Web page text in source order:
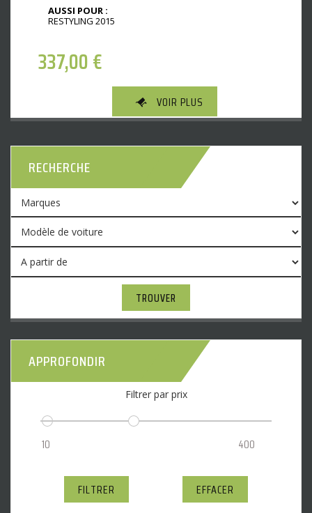
AUSSI POUR :
RESTYLING 2015
337,00€
VOIR PLUS
RECHERCHE
TROUVER
APPROFONDIR
Filtrer par prix
FILTRER EFFACER